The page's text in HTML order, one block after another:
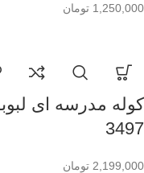
1,250,000 تومان
کوله مدرسه ای
3497
2,199,000 تومان